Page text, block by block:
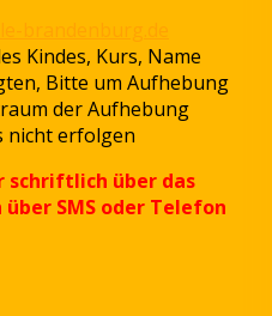
Kindes, Kurs, Name
Bitte um Aufhebung
der Aufhebung
nicht erfolgen
schriftlich über das
SMS oder Telefon